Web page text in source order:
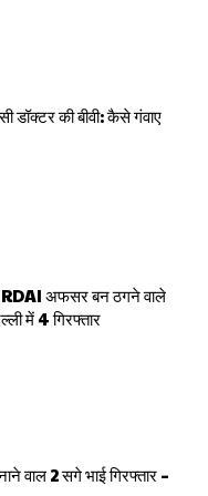
डॉक्टर की बीवी: कैसे गंवाए
IRDAI अफसर बन ठगने वाले
में 4 गिरफ्तार
वाल 2 सगे भाई गिरफ्तार –